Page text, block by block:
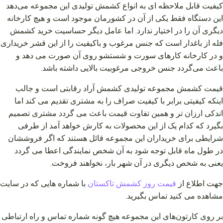
کیفیت قابل ملاحظه‌ ای به انواع کشمش تولیدی این مجموعه می‌دهد
این دستگاه فقط یکی از آن در کشورمان موجود است و هیچ کارخانه
دیگری آن را در اختیار ندارد. اما عامل دیگر حساسیت خرید کشمش
فله از باغدار است که جنس مرغوب و باکیفیت را از این قشر خریداری
و در کارخانه کارهای سورت و شستشو روی آن صورت می‌ دهد و
باعث می‌گردد جنس خروجی مرغوبیت بالایی داشته باشد.
قیمت کشمش مجموعه تولیدی کشمش آراد رقابتی است و جالب
اینکه کیفیتی برابر با کیفیت صراف را به مشتری تقدیم می‌ کند اما
اندکی ارزان‌ تر و همین تفاوت قیمت باعث می‌ گردد مشتری تصمیم
بگیرد که کدام یک از این محصولات به کارش خواهد آمد از طرفی
شرایطی برای خریداران این مجموعه قائل هستند که اگر فروششان
در طول ماه قابل توجه شود به آن شخص نمایندگی اعطا می گردد
یعنی به شخص دیگری در آن شهر بار، نخواهند فروخت.
جهت اطلاع از قیمت روز کشمش تاکستان با شماره هایی که در سایت
مشاهده می کنید تماس بگیرید.
بر روی کارتون‌های این مجموعه هیچ گونه شماره تماس و راه ارتباطی